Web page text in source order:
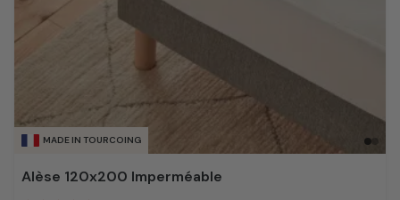
MADE IN TOURCOING
Alèse 120x200 Imperméable